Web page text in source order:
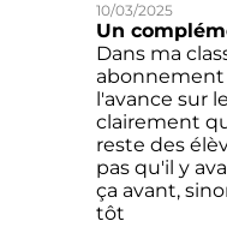
10/03/2025
Un
Dans ma
l'avance sur
clairement
reste des
pas qu'il y
ça avant,
tôt